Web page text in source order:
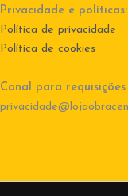
Privacidade e políticas:
Política de privacidade
Política de cookies
Canal para